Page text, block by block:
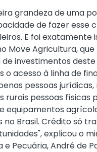
grandeza de uma
de fazer esse
E foi exatamente
Move Agricultura,
investimentos deste
o acesso à linha de
pessoas
rurais pessoas físicas
equipamentos
no Brasil. Crédito só
explicou o
e Pecuária, André de